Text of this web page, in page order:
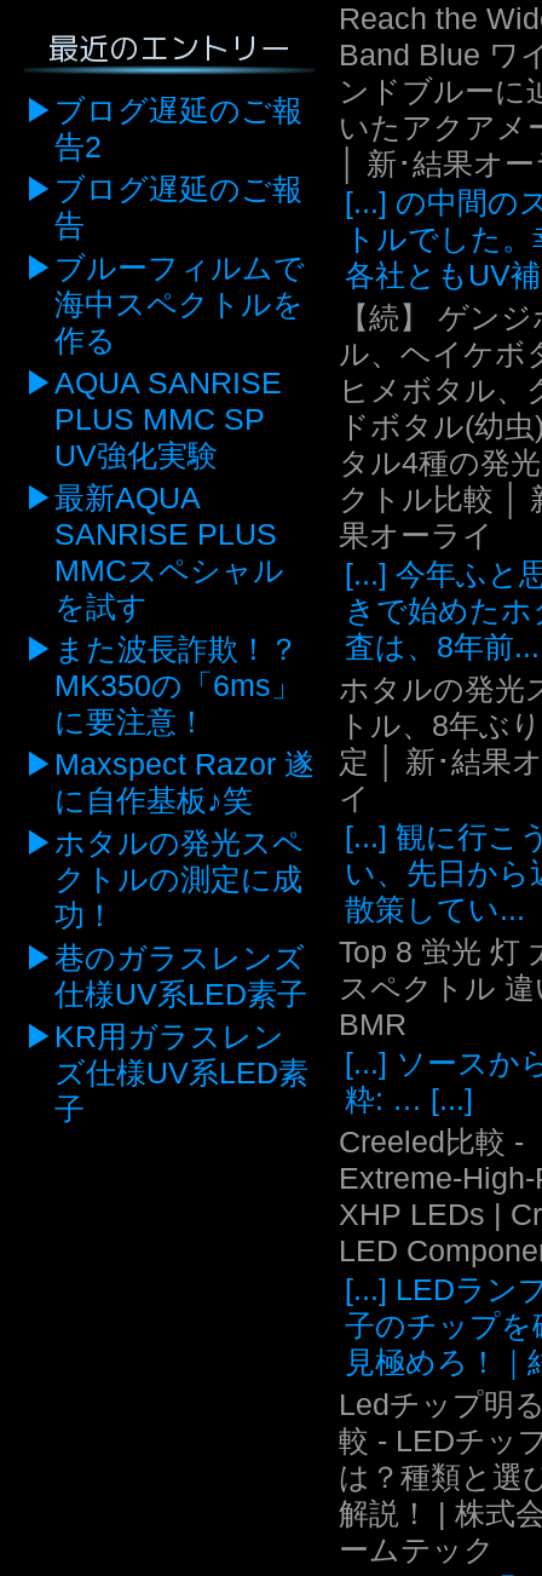
最近のエントリー
ブログ遅延のご報
告2
ブログ遅延のご報
告
ブルーフィルムで
海中スペクトルを
作る
AQUA SANRISE
PLUS MMC SP
UV強化実験
最新AQUA
SANRISE PLUS
MMCスペシャル
を試す
また波長詐欺！？
MK350の「6ms」
に要注意！
Maxspect Razor 遂
に自作基板♪笑
ホタルの発光スペ
クトルの測定に成
功！
巷のガラスレンズ
仕様UV系LED素子
KR用ガラスレン
ズ仕様UV系LED素
子
Reach the
Band Blue ワ
ンドブルーに
いたアクアメ
│ 新･結果オ
[...] の中間の
トルでした
各社ともUV
【続】 ゲン
ル、ヘイケボ
ヒメボタル、
ドボタル(幼
タル4種の発
クトル比較 │
果オーライ
[...] 今年ふと
きで始めたホ
査は、8年前...
ホタルの発光
トル、8年ぶ
定 │ 新･結果
イ
[...] 観に行こ
い、先日から
散策してい...
Top 8 蛍光 灯
スペクトル 違
BMR
[...] ソースか
粋: … [...]
Creeled比較 -
Extreme-
XHP LEDs |
LED
[...] LEDラン
子のチップを
見極めろ！｜
Ledチップ明
較 - LEDチッ
は？種類と選
解説！ | 株式
ームテック